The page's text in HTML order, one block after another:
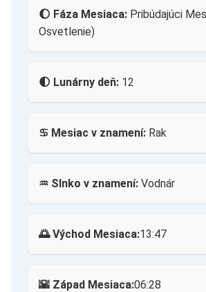
🌔 Fáza Mesiaca: Pribúdajúci
Osvetlenie)
🌓 Lunárny deň: 12
♋ Mesiac v znamení: Rak
♒ Slnko v znamení: Vodnár
🌅 Východ Mesiaca:13:47
🌇 Západ Mesiaca:06:28